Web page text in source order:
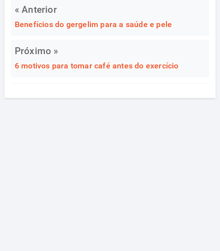
« Anterior
Benefícios do gergelim para a saúde e pele
Próximo »
6 motivos para tomar café antes do exercício